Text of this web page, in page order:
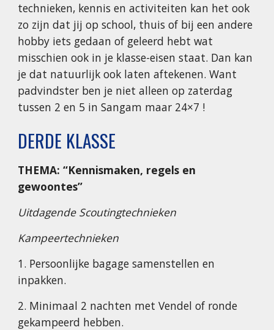
technieken, kennis en activiteiten kan het ook
zo zijn dat jij op school, thuis of bij een andere
hobby iets gedaan of geleerd hebt wat
misschien ook in je klasse-eisen staat. Dan kan
je dat natuurlijk ook laten aftekenen. Want
padvindster ben je niet alleen op zaterdag
tussen 2 en 5 in Sangam maar 24×7 !
DERDE KLASSE
THEMA: “Kennismaken, regels en
gewoontes”
Uitdagende Scoutingtechnieken
Kampeertechnieken
1. Persoonlijke bagage samenstellen en
inpakken.
2. Minimaal 2 nachten met Vendel of ronde
gekampeerd hebben.